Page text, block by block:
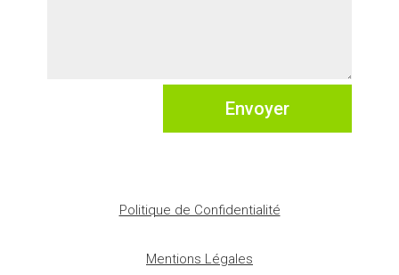
Envoyer
Politique de Confidentialité
Mentions Légales